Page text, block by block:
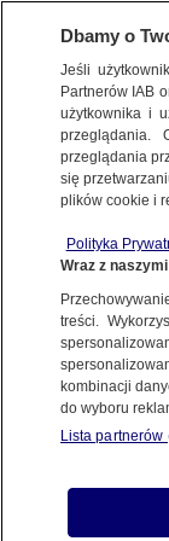
ZDROWIE
dziecko
Zespół
3.06.2026, 13:04
Czyta
Dbamy o
Jeśli
Partnerów IAB
użytkownika i
przeglądania.
przeglądania
się
plików cookie i
Polityka
Wraz z
treści.
kombinacji
do wyboru
Lista partnerów